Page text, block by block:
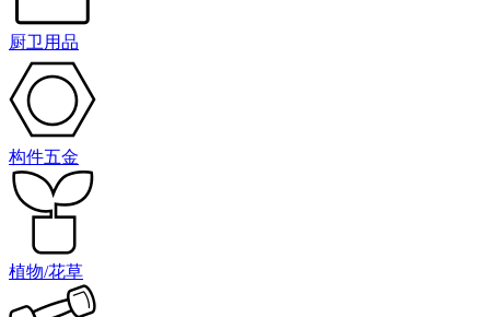
厨卫用品
构件五金
植物/花草